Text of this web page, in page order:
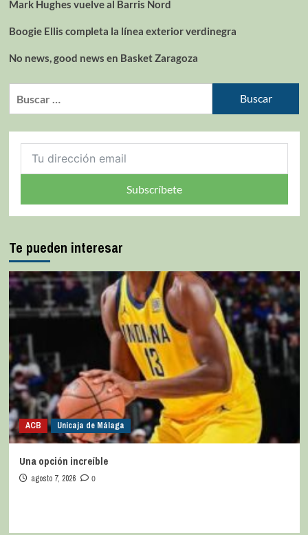
Mark Hughes vuelve al Barris Nord
Boogie Ellis completa la línea exterior verdinegra
No news, good news en Basket Zaragoza
Subscríbete
Te pueden interesar
ACB Unicaja de Málaga
Una opción increíble
agosto 7, 2026 0